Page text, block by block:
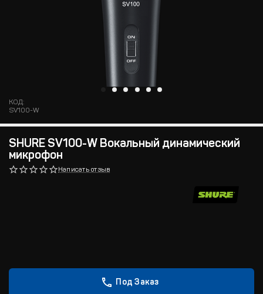
КОД:
SV100-W
SHURE SV100-W Вокальный динамический
микрофон
Написать отзыв
Под Заказ